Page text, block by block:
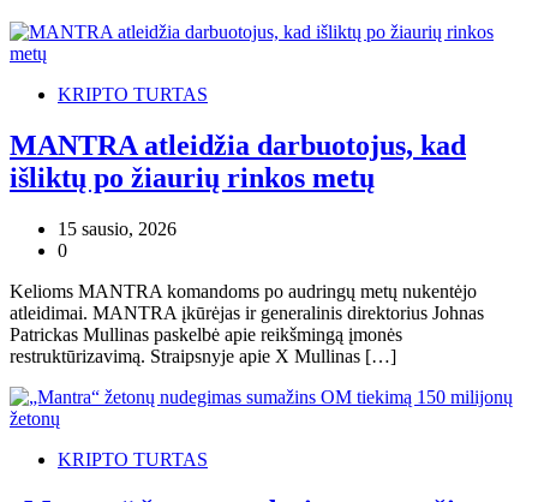
KRIPTO TURTAS
MANTRA atleidžia darbuotojus, kad
išliktų po žiaurių rinkos metų
15 sausio, 2026
0
Kelioms MANTRA komandoms po audringų metų nukentėjo
atleidimai. MANTRA įkūrėjas ir generalinis direktorius Johnas
Patrickas Mullinas paskelbė apie reikšmingą įmonės
restruktūrizavimą. Straipsnyje apie X Mullinas […]
KRIPTO TURTAS